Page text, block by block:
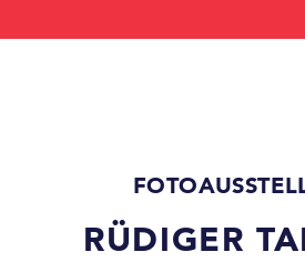
RÜDIGER